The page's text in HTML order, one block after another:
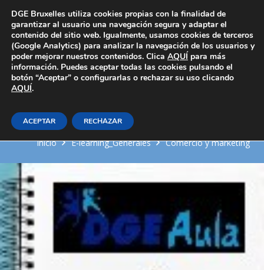
Área Privada
Marco institucional en materia
de control en consumo
Inicio E-learning_Generales Comercio y marketing
DGE Bruxelles utiliza cookies propias con la finalidad de
garantizar al usuario una navegación segura y adaptar el
contenido del sitio web. Igualmente, usamos cookies de terceros
(Google Analytics) para analizar la navegación de los usuarios y
poder mejorar nuestros contenidos. Clica AQUÍ para más
información. Puedes aceptar todas las cookies pulsando el
botón “Aceptar” o configurarlas o rechazar su uso clicando
AQUÍ.
ACEPTAR RECHAZAR